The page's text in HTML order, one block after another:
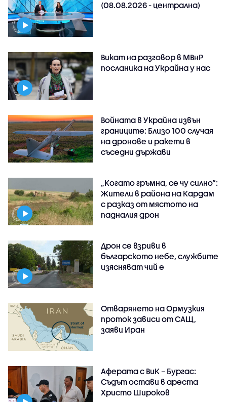
(08.08.2026 - централна)
Викат на разговор в МВнР
посланика на Украйна у нас
Войната в Украйна извън
границите: Близо 100 случая
на дронове и ракети в
съседни държави
„Когато гръмна, се чу силно“:
Жители в района на Кардам
с разказ от мястото на
падналия дрон
Дрон се взриви в
българското небе, службите
изясняват чий е
Отварянето на Ормузкия
проток зависи от САЩ,
заяви Иран
Аферата с ВиК – Бургас:
Съдът остави в ареста
Христо Широков